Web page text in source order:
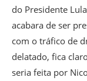
do Presidente
acabara de ser
com o tráfico de
delatado, fica
seria feita por